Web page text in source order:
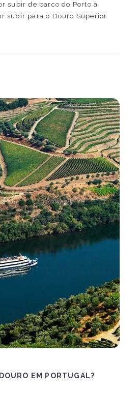
subir de barco do Porto à
subir para o Douro Superior.
EM PORTUGAL?